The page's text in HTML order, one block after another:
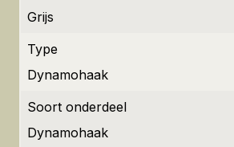
Grijs
Type
Dynamohaak
Soort onderdeel
Dynamohaak